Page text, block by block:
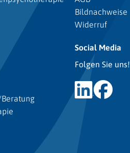
Bildnachweise
Widerruf
Social Media
Folgen Sie uns!